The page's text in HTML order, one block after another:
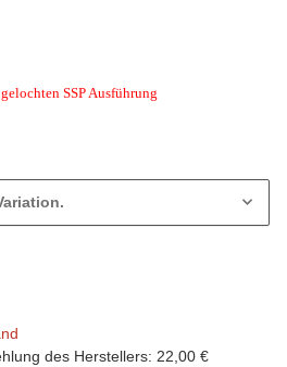
SSP Ausführung
des Herstellers: 22,00 €